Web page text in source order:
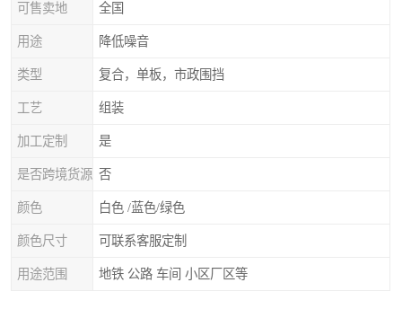
可售卖地 全国
用途 降低噪音
类型 复合，单板，市政围挡
工艺 组装
加工定制 是
是否跨境货源 否
颜色 白色 /蓝色/绿色
颜色尺寸 可联系客服定制
用途范围 地铁 公路 车间 小区厂区等